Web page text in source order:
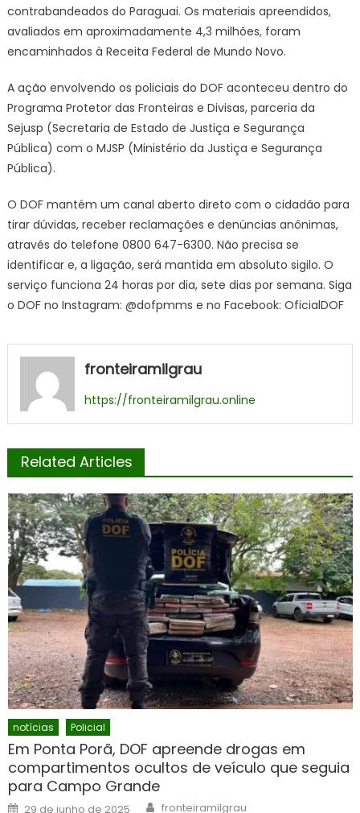
contrabandeados do Paraguai. Os materiais apreendidos,
avaliados em aproximadamente 4,3 milhões, foram
encaminhados à Receita Federal de Mundo Novo.
A ação envolvendo os policiais do DOF aconteceu dentro do
Programa Protetor das Fronteiras e Divisas, parceria da
Sejusp (Secretaria de Estado de Justiça e Segurança
Pública) com o MJSP (Ministério da Justiça e Segurança
Pública).
O DOF mantém um canal aberto direto com o cidadão para
tirar dúvidas, receber reclamações e denúncias anônimas,
através do telefone 0800 647-6300. Não precisa se
identificar e, a ligação, será mantida em absoluto sigilo. O
serviço funciona 24 horas por dia, sete dias por semana. Siga
o DOF no Instagram: @dofpmms e no Facebook: OficialDOF
fronteiramilgrau
https://fronteiramilgrau.online
Related Articles
notícias Policial
Em Ponta Porã, DOF apreende drogas em
compartimentos ocultos de veículo que seguia
para Campo Grande
Posted
29 de junho de 2025 Author
fronteiramilgrau